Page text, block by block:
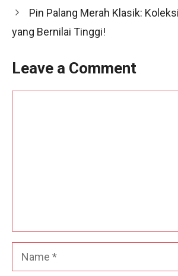
Pin Palang Merah Klasik:
yang Bernilai Tinggi!
Leave a Comment